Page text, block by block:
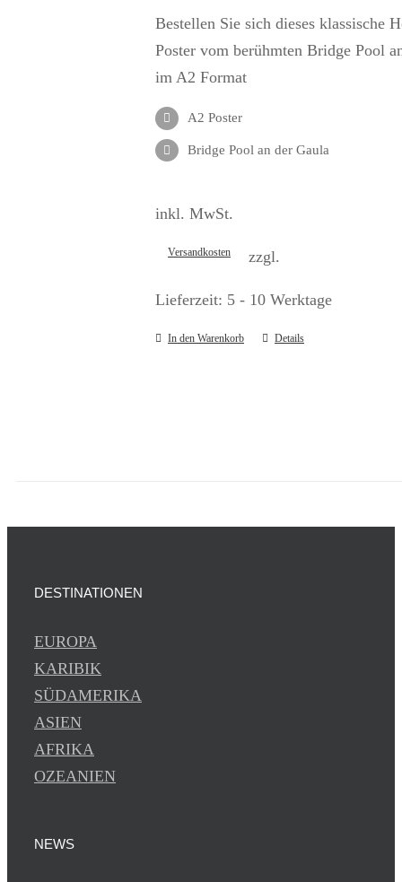
Bestellen Sie sich dieses klassische
Poster vom berühmten Bridge Pool
im A2 Format
A2 Poster
Bridge Pool an der Gaula
inkl. MwSt.
zzgl.
Versandkosten
Lieferzeit: 5 - 10 Werktage
In den Warenkorb Details
DESTINATIONEN
EUROPA
KARIBIK
SÜDAMERIKA
ASIEN
AFRIKA
OZEANIEN
NEWS